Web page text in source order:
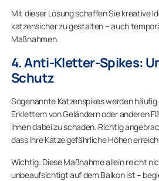
Mit dieser Lösung schaffen Sie kreative
katzensicher zu gestalten – auch
Maßnahmen.
4. Anti-Kletter-Spikes:
Schutz
Sogenannte Katzenspikes werden
Erklettern von Geländern oder anderen
ihnen dabei zu schaden. Richtig
dass Ihre Katze gefährliche Höhen
Wichtig: Diese Maßnahme allein reicht
unbeaufsichtigt auf dem Balkon ist –